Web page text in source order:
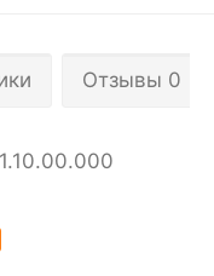
Отзывы 0